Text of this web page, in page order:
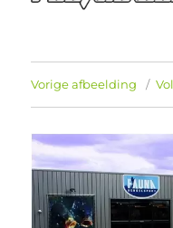
Vorige afbeelding